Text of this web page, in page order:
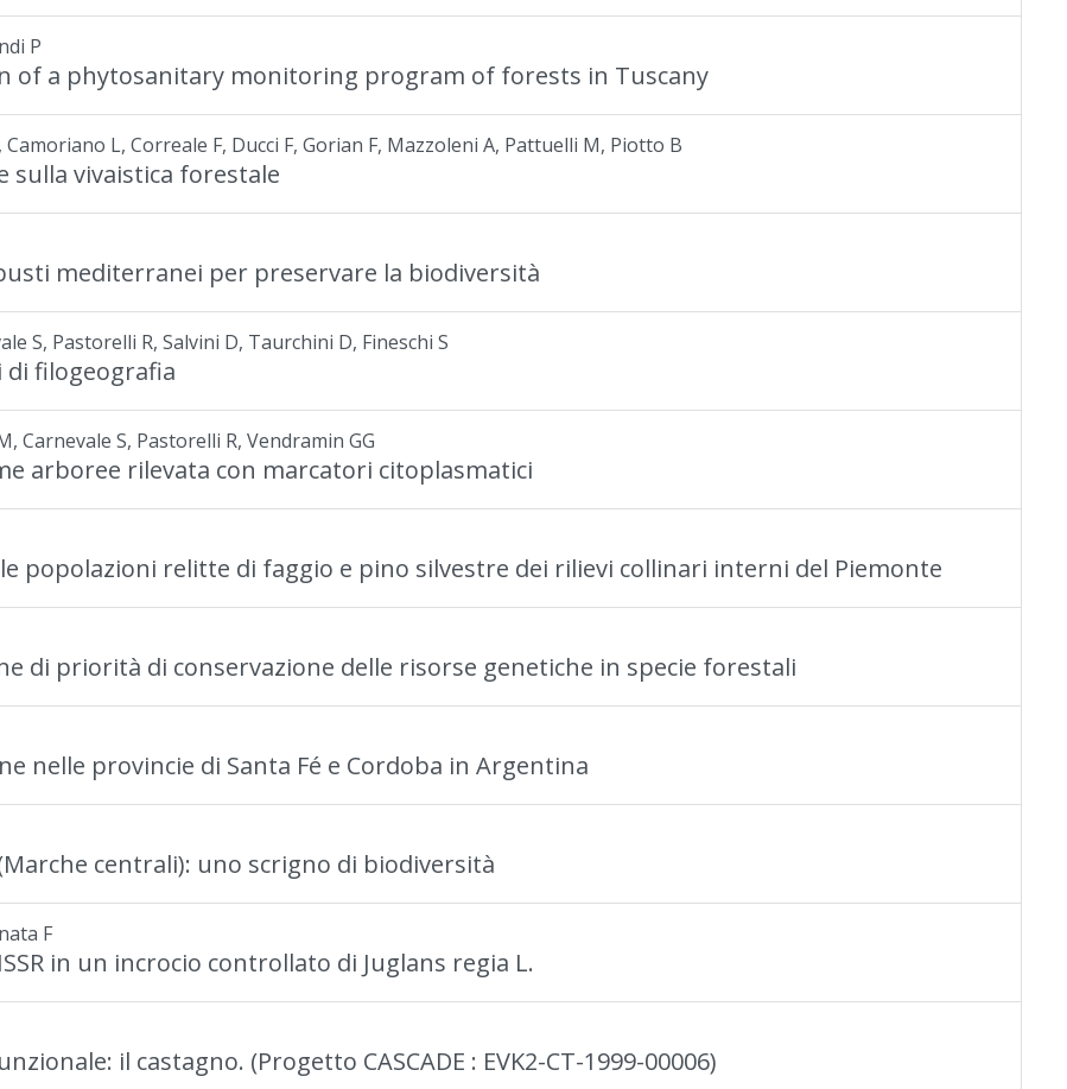
P
of a phytosanitary monitoring program of forests in Tuscany
L, Correale F, Ducci F, Gorian F, Mazzoleni A, Pattuelli M, Piotto B
sulla vivaistica forestale
mediterranei per preservare la biodiversità
S, Pastorelli R, Salvini D, Taurchini D, Fineschi S
filogeografia
Carnevale S, Pastorelli R, Vendramin GG
arboree rilevata con marcatori citoplasmatici
popolazioni relitte di faggio e pino silvestre dei rilievi collinari interni del Piemonte
di priorità di conservazione delle risorse genetiche in specie forestali
nelle provincie di Santa Fé e Cordoba in Argentina
centrali): uno scrigno di biodiversità
F
in un incrocio controllato di Juglans regia L.
il castagno. (Progetto CASCADE : EVK2-CT-1999-00006)